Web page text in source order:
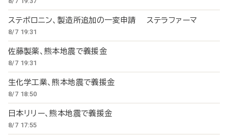
ステボロニン、製造所追加の一変申請 ステラファーマ
8/7 19:31
佐藤製薬、熊本地震で義援金
8/7 19:31
生化学工業、熊本地震で義援金
8/7 18:50
日本リリー、熊本地震で義援金
8/7 17:55